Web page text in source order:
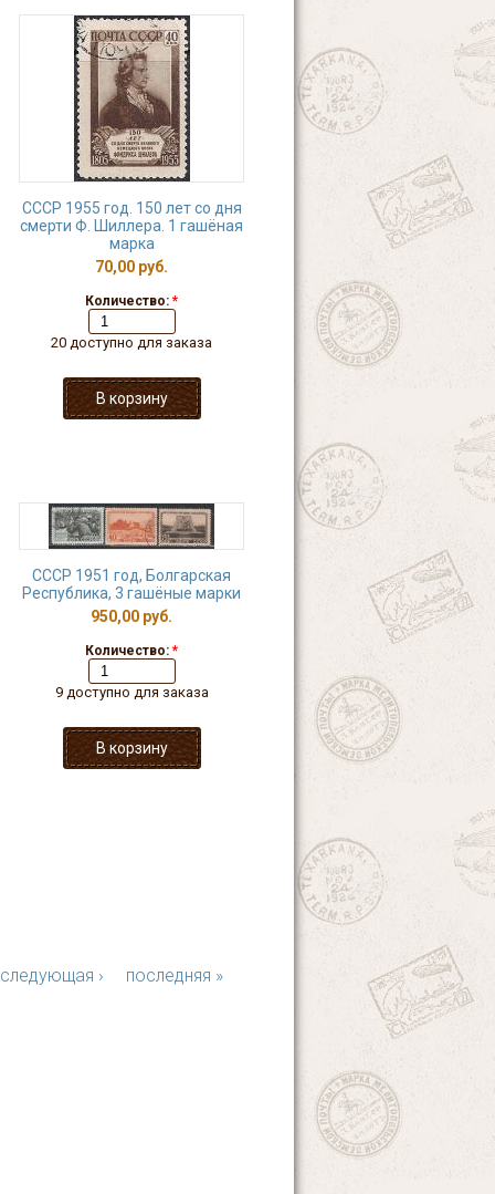
СССР 1955 год. 150 лет со дня
смерти Ф. Шиллера. 1 гашёная
марка
70,00 руб.
Количество: *
20 доступно для заказа
СССР 1951 год, Болгарская
Республика, 3 гашёные марки
950,00 руб.
Количество: *
9 доступно для заказа
следующая › последняя »